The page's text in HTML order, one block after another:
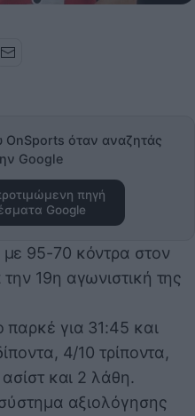
OnSports όταν αναζητάς
Google
πηγή
Google
95-70 κόντρα στον
19η αγωνιστική της
παρκέ για 31:45 και
4/10 τρίποντα,
και 2 λάθη.
αξιολόγησης